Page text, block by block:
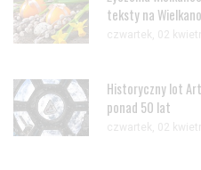
teksty na
czwartek, 02
Historyczny lot
ponad 50 lat
czwartek, 02